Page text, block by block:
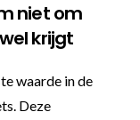
niet om
krijgt
waarde in de
Deze